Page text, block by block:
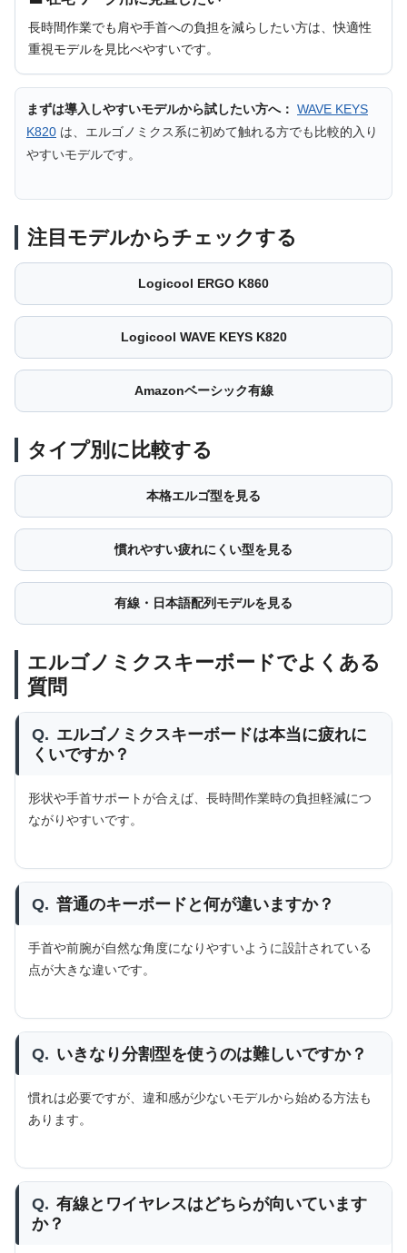
長時間作業でも肩や手首への負担を減らしたい方は、快適性
重視モデルを見比べやすいです。
まずは導入しやすいモデルから試したい方へ： WAVE KEYS
K820 は、エルゴノミクス系に初めて触れる方でも比較的入り
やすいモデルです。
注目モデルからチェックする
Logicool ERGO K860
Logicool WAVE KEYS K820
Amazonベーシック有線
タイプ別に比較する
本格エルゴ型を見る
慣れやすい疲れにくい型を見る
有線・日本語配列モデルを見る
エルゴノミクスキーボードでよくある
質問
Q. エルゴノミクスキーボードは本当に疲れに
くいですか？
形状や手首サポートが合えば、長時間作業時の負担軽減につ
ながりやすいです。
Q. 普通のキーボードと何が違いますか？
手首や前腕が自然な角度になりやすいように設計されている
点が大きな違いです。
Q. いきなり分割型を使うのは難しいですか？
慣れは必要ですが、違和感が少ないモデルから始める方法も
あります。
Q. 有線とワイヤレスはどちらが向いています
か？